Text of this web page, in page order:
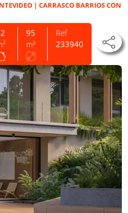
| CARRASCO BARRIOS CON
2
95
m²
Ref
233940